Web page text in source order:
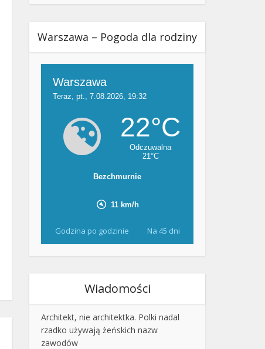
Warszawa – Pogoda dla rodziny
Godzina po godzinie Na 45 dni
Wiadomości
Architekt, nie architektka. Polki nadal
rzadko używają żeńskich nazw
zawodów